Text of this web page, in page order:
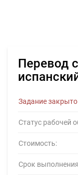
Перевод
Задание закрыто
Статус рабочей
Стоимость:
Срок